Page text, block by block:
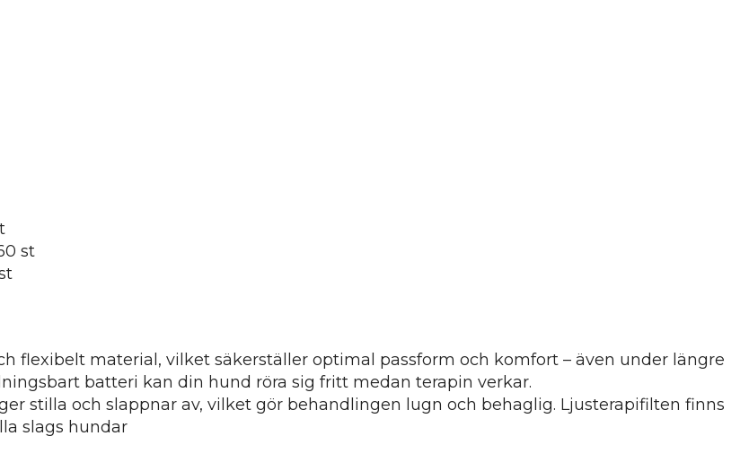
st
flexibelt material, vilket säkerställer optimal passform och komfort – även under längre
batteri kan din hund röra sig fritt medan terapin verkar.
stilla och slappnar av, vilket gör behandlingen lugn och behaglig. Ljusterapifilten finns
slags hundar